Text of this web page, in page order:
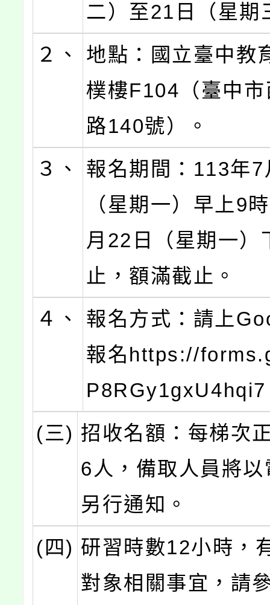
二）至21日（星期
２、
地點：國立臺中教
樸樓F104（臺中
路140號）。
３、
報名期間：113年7
（星期一）早上9
月22日（星期一）
止，額滿截止。
４、
報名方式：請上
報名https://
P8RGy1gxU4hqi7
(三) 招收名額：每梯次
6人，備取人員將
另行通知。
(四) 研習時數12小時，
對象相關事宜，請